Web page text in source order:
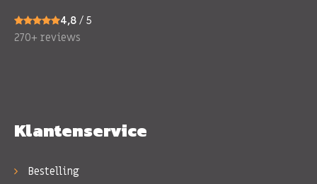
4,8 / 5
270+ reviews
Klantenservice
Bestelling